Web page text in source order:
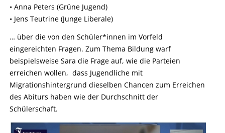
• Anna Peters (Grüne Jugend)
• Jens Teutrine (Junge Liberale)
… über die von den Schüler*innen im Vorfeld
eingereichten Fragen. Zum Thema Bildung warf
beispielsweise Sara die Frage auf, wie die Parteien
erreichen wollen, dass Jugendliche mit
Migrationshintergrund dieselben Chancen zum Erreichen
des Abiturs haben wie der Durchschnitt der
Schülerschaft.